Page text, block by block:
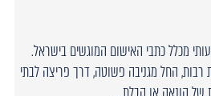
מכלל כתבי האישום המוגשים בישראל.
רבות, החל מגניבה פשוטה, דרך פריצה לבתי